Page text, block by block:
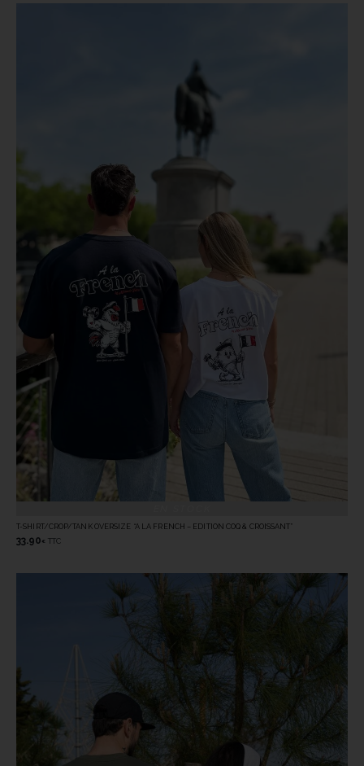
T-SHIRT/CROP/TANK OVERSIZE “A LA FRENCH – EDITION COQ & CROISSANT”
33.90 € TTC